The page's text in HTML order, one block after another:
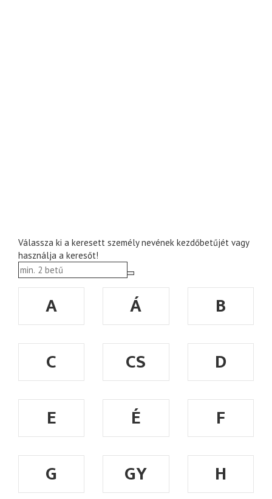
Válassza ki a keresett személy nevének kezdőbetűjét vagy
használja a keresőt!
A Á
B
C
CS
D
E
É
F
G
GY
H